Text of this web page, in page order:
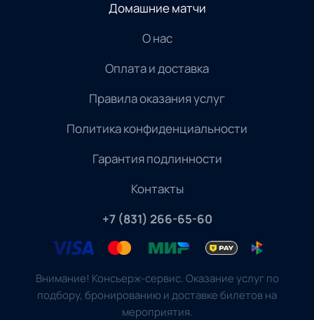
Домашние матчи
О нас
Оплата и доставка
Правила оказания услуг
Политика конфиденциальности
Гарантия подлинности
Контакты
+7 (831) 266-65-60
Внимание! Консьерж-сервис. Оказание услуг по
подбору, бронированию и доставке билетов на
мероприятия.